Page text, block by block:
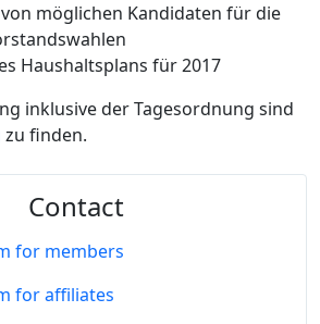
möglichen Kandidaten für die
Haushaltsplans für 2017
inklusive der Tagesordnung sind
zu finden.
Contact
for members
for affiliates